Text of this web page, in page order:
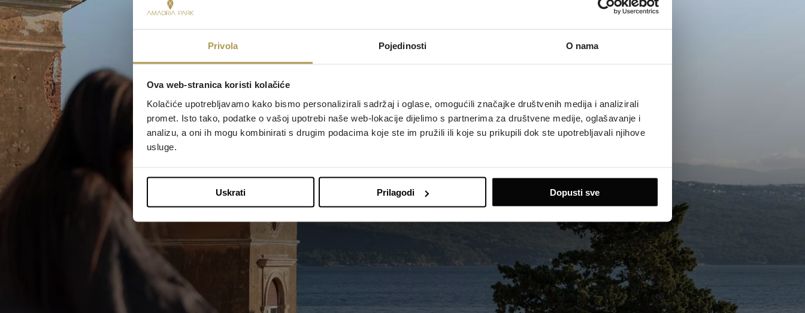
Privola Pojedinosti O nama
Ova web-stranica koristi kolačiće
Kolačiće upotrebljavamo kako bismo personalizirali sadržaj i oglase, omogućili značajke društvenih medija i analizirali
promet. Isto tako, podatke o vašoj upotrebi naše web-lokacije dijelimo s partnerima za društvene medije, oglašavanje i
analizu, a oni ih mogu kombinirati s drugim podacima koje ste im pružili ili koje su prikupili dok ste upotrebljavali njihove
usluge.
Uskrati Prilagodi Dopusti sve